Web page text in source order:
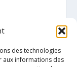
des technologies
aux informations des